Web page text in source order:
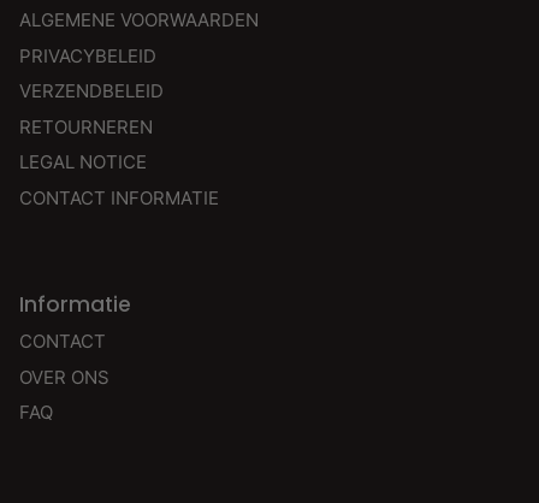
ALGEMENE VOORWAARDEN
PRIVACYBELEID
VERZENDBELEID
RETOURNEREN
LEGAL NOTICE
CONTACT INFORMATIE
Informatie
CONTACT
OVER ONS
FAQ